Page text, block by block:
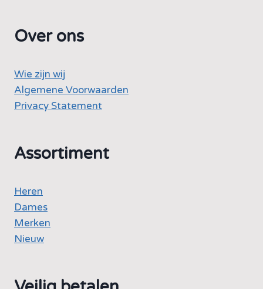
Over ons
Wie zijn wij
Algemene Voorwaarden
Privacy Statement
Assortiment
Heren
Dames
Merken
Nieuw